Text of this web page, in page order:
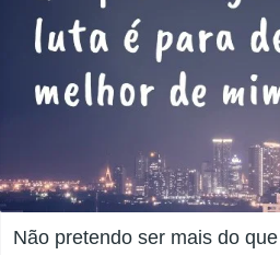
Não pretendo ser mais do